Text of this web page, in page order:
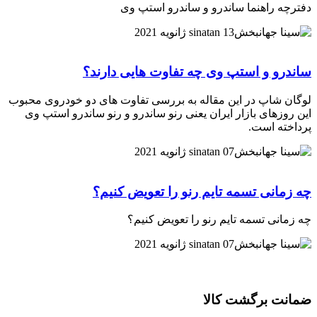
دفترچه راهنما ساندرو و ساندرو استپ وی
sinatan 13 ژانویه 2021
ساندرو و استپ وی چه تفاوت هایی دارند؟
لوگان شاپ در این مقاله به بررسی تفاوت های دو خودروی محبوب
این روزهای بازار ایران یعنی رنو ساندرو و رنو ساندرو استپ وی
پرداخته است.
sinatan 07 ژانویه 2021
چه زمانی تسمه تایم رنو را تعویض کنیم؟
چه زمانی تسمه تایم رنو را تعویض کنیم؟
sinatan 07 ژانویه 2021
ضمانت برگشت کالا